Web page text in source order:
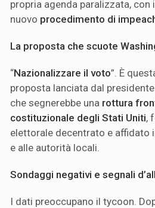
propria agenda paralizzata,
nuovo procedimento di
La proposta che scuote
“Nazionalizzare il voto”. È
proposta lanciata dal presidente
che segnerebbe una rottura
costituzionale degli Stati Uniti,
elettorale decentrato e affidato
e alle autorità locali.
Sondaggi negativi e segnali
I dati preoccupano il tycoon.